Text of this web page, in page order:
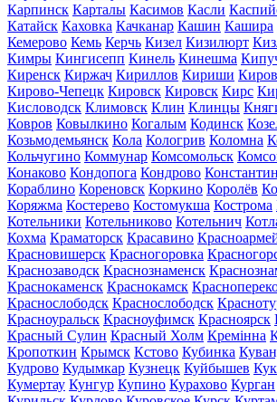
Карпинск Карталы Касимов Касли
Катайск Каховка Качканар Кашин Кашира
Кемерово Кемь Керчь Кизел Кизилюрт
Кимры Кингисепп Кинель Кинешма
Киренск Киржач Кириллов Кириши Киров
Кирово-Чепецк Кировск Кировск Кирс
Кисловодск Климовск Клин Клинцы
Ковров Ковылкино Когалым Кодинск
Козьмодемьянск Кола Кологрив Коломна
Кольчугино Коммунар Комсомольск
Конаково Кондопога Кондрово
Кораблино Кореновск Коркино Королёв
Коряжма Костерево Костомукша Кострома
Котельники Котельниково Котельнич
Кохма Краматорск Красавино
Красновишерск Красногоровка
Краснозаводск Краснознаменск
Краснокаменск Краснокамск
Краснослободск Краснослободск
Красноуральск Красноуфимск Красноярск
Красный Сулин Красный Холм Кремінна
Кропоткин Крымск Кстово Кубинка
Кудрово Кудымкар Кузнецк Куйбышев
Кумертау Кунгур Купино Курахово Курган